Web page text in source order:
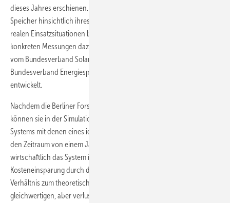
dieses Jahres erschienen. Er gibt genau vor, die die einzelnen
Speicher hinsichtlich ihres Wirkungsgrades unter verschiedenen
realen Einsatzsituationen berechnet werden müssen und welche
konkreten Messungen dazu durchzuführen sind. Der Leitfaden war
vom Bundesverband Solarwirtschaft (BSW Solar) zusammen mit dem
Bundesverband Energiespeicher (BVES) und weiteren Partnern
entwickelt.
Nachdem die Berliner Forscher die Eingangsparameter kennen,
können sie in der Simulation die Betriebsergebnisse des realen
Systems mit denen eines identischen, aber verlustfreien Systems über
den Zeitraum von einem Jahr vergleichen. Dabei geht es darum wie
wirtschaftlich das System ist. Dazu setzt der SPI die realisierte
Kosteneinsparung durch die Nutzung des konkreten Speichers ins
Verhältnis zum theoretischen Einsparungspotenzial eines
gleichwertigen, aber verlustfreien Systems. Daraus können die